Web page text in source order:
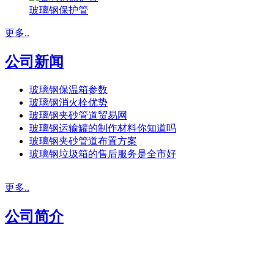
玻璃钢保护管
更多..
公司新闻
玻璃钢保温箱参数
玻璃钢消火栓优势
玻璃钢夹砂管道贸易网
玻璃钢运输罐的制作材料你知道吗
玻璃钢夹砂管道布置方案
玻璃钢垃圾箱的售后服务是全市好
更多..
公司简介